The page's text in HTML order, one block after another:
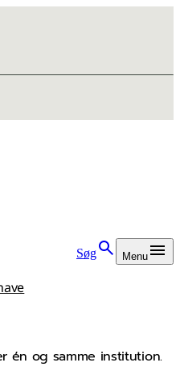
Søg Menu
én og samme institution.